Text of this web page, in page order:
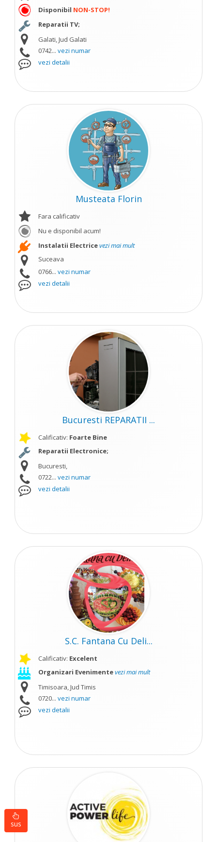
Disponibil NON-STOP!
Reparatii TV;
Galati, Jud Galati
0742... vezi numar
vezi detalii
Musteata Florin
Fara calificativ
Nu e disponibil acum!
Instalatii Electricevezi mai mult
Suceava
0766... vezi numar
vezi detalii
Bucuresti REPARATII ...
Calificativ: Foarte Bine
Reparatii Electronice;
Bucuresti,
0722... vezi numar
vezi detalii
S.C. Fantana Cu Deli...
Calificativ: Excelent
Organizari Evenimentevezi mai mult
Timisoara, Jud Timis
0720... vezi numar
vezi detalii
sus